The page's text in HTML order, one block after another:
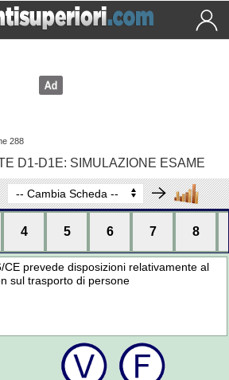
288
D1-D1E: SIMULAZIONE ESAME
4 5 6 7 8
prevede disposizioni relativamente al
sul trasporto di persone